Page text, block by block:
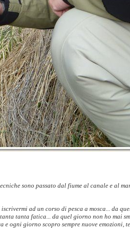
sono passato dal fiume al canale e al
ad un corso di pesca a mosca... da
tanta fatica... da quel giorno non ho mai
e ogni giorno scopro sempre nuove emozioni,